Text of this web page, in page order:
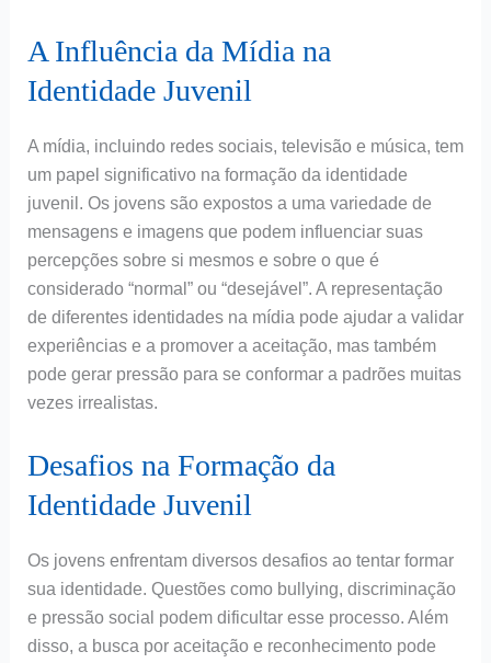
A Influência da Mídia na
Identidade Juvenil
A mídia, incluindo redes sociais, televisão e música, tem
um papel significativo na formação da identidade
juvenil. Os jovens são expostos a uma variedade de
mensagens e imagens que podem influenciar suas
percepções sobre si mesmos e sobre o que é
considerado “normal” ou “desejável”. A representação
de diferentes identidades na mídia pode ajudar a validar
experiências e a promover a aceitação, mas também
pode gerar pressão para se conformar a padrões muitas
vezes irrealistas.
Desafios na Formação da
Identidade Juvenil
Os jovens enfrentam diversos desafios ao tentar formar
sua identidade. Questões como bullying, discriminação
e pressão social podem dificultar esse processo. Além
disso, a busca por aceitação e reconhecimento pode